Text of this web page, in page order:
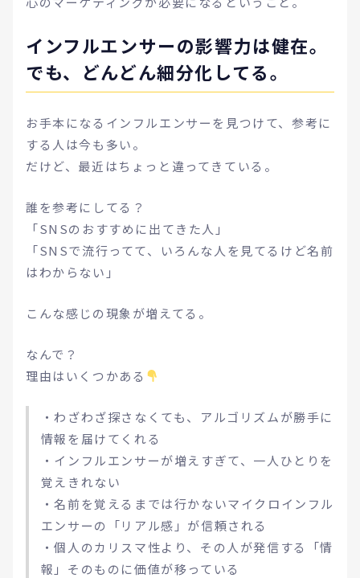
インフルエンサーの影響力は健在。
でも、どんどん細分化してる。
お手本になるインフルエンサーを見つけて、参考に
する人は今も多い。
だけど、最近はちょっと違ってきている。
誰を参考にしてる？
「SNSのおすすめに出てきた人」
「SNSで流行ってて、いろんな人を見てるけど名前
はわからない」
こんな感じの現象が増えてる。
なんで？
理由はいくつかある
・わざわざ探さなくても、アルゴリズムが勝手に
情報を届けてくれる
・インフルエンサーが増えすぎて、一人ひとりを
覚えきれない
・名前を覚えるまでは行かないマイクロインフル
エンサーの「リアル感」が信頼される
・個人のカリスマ性より、その人が発信する「情
報」そのものに価値が移っている